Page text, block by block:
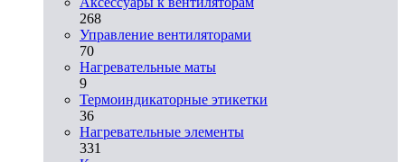
268
Управление вентиляторами
70
Нагревательные маты
9
Термоиндикаторные этикетки
36
Нагревательные элементы
331